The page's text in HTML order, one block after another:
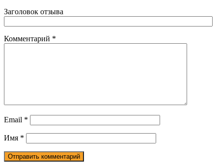
Заголовок отзыва
Комментарий *
Email *
Имя *